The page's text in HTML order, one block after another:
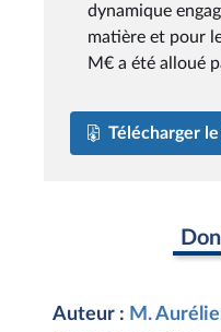
dynamique
matière et pour
M€ a été alloué
Télécharger
Auteur : M.